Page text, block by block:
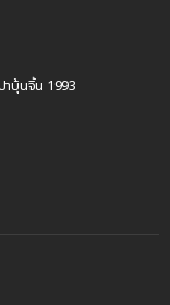
าบุ้นจิ้น 1993